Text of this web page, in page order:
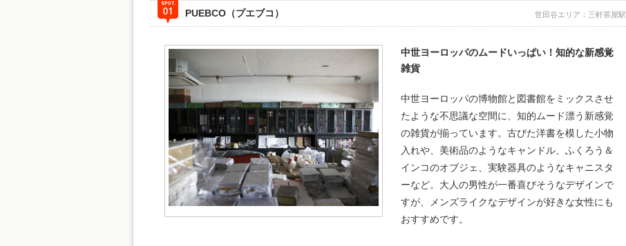
PUEBCO（プエブコ） 世田谷エリア：三軒茶屋駅
中世ヨーロッパのムードいっぱい！知的な新感覚
雑貨
中世ヨーロッパの博物館と図書館をミックスさせ
たような不思議な空間に、知的ムード漂う新感覚
の雑貨が揃っています。古びた洋書を模した小物
入れや、美術品のようなキャンドル、ふくろう＆
インコのオブジェ、実験器具のようなキャニスタ
ーなど。大人の男性が一番喜びそうなデザインで
すが、メンズライクなデザインが好きな女性にも
おすすめです。